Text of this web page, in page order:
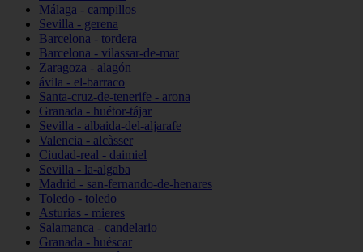
Málaga - campillos
Sevilla - gerena
Barcelona - tordera
Barcelona - vilassar-de-mar
Zaragoza - alagón
ávila - el-barraco
Santa-cruz-de-tenerife - arona
Granada - huétor-tájar
Sevilla - albaida-del-aljarafe
Valencia - alcàsser
Ciudad-real - daimiel
Sevilla - la-algaba
Madrid - san-fernando-de-henares
Toledo - toledo
Asturias - mieres
Salamanca - candelario
Granada - huéscar